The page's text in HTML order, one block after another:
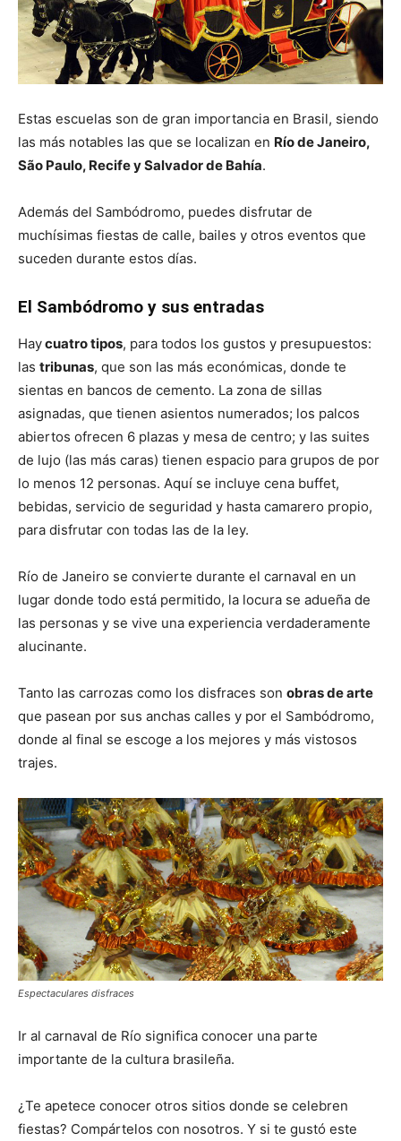
Estas escuelas son de gran importancia en Brasil, siendo
las más notables las que se localizan en Río de Janeiro,
São Paulo, Recife y Salvador de Bahía.
Además del Sambódromo, puedes disfrutar de
muchísimas fiestas de calle, bailes y otros eventos que
suceden durante estos días.
El Sambódromo y sus entradas
Haycuatro tipos, para todos los gustos y presupuestos:
las tribunas, que son las más económicas, donde te
sientas en bancos de cemento. La zona de sillas
asignadas, que tienen asientos numerados; los palcos
abiertos ofrecen 6 plazas y mesa de centro; y las suites
de lujo (las más caras) tienen espacio para grupos de por
lo menos 12 personas. Aquí se incluye cena buffet,
bebidas, servicio de seguridad y hasta camarero propio,
para disfrutar con todas las de la ley.
Río de Janeiro se convierte durante el carnaval en un
lugar donde todo está permitido, la locura se adueña de
las personas y se vive una experiencia verdaderamente
alucinante.
Tanto las carrozas como los disfraces son obras de arte
que pasean por sus anchas calles y por el Sambódromo,
donde al final se escoge a los mejores y más vistosos
trajes.
Espectaculares disfraces
Ir al carnaval de Río significa conocer una parte
importante de la cultura brasileña.
¿Te apetece conocer otros sitios donde se celebren
fiestas? Compártelos con nosotros. Y si te gustó este